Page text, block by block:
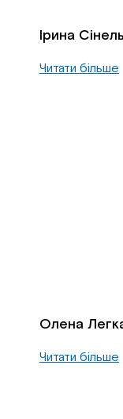
Ірина
Читати більше
Олена
Читати більше